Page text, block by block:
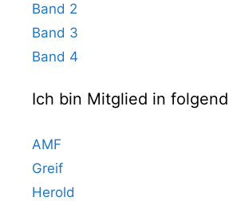
Band 2
Band 3
Band 4
Ich bin Mitglied in
AMF
Greif
Herold